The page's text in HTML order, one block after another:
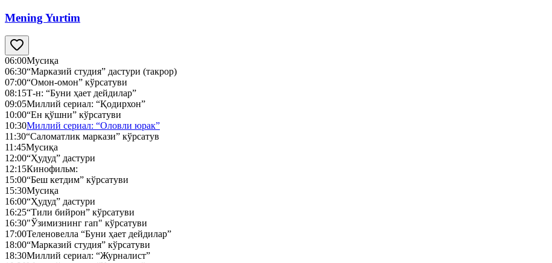
Mening Yurtim
06:00Мусиқа
06:30“Марказий студия” дастури (такрор)
07:00“Омон-омон” кўрсатуви
08:15Т-н: “Буни ҳает дейдилар”
09:05Миллий сериал: “Қодирхон”
10:00“Ен қўшни” кўрсатуви
10:30Миллий сериал: “Оловли юрак”
11:30“Саломатлик маркази” кўрсатув
11:45Мусиқа
12:00“Ҳудуд” дастури
12:15Кинофильм:
15:00“Беш кетдим” кўрсатуви
15:30Мусиқа
16:00“Ҳудуд” дастури
16:25“Тили бийрон” кўрсатуви
16:30"Ўзимизнинг гап" кўрсатуви
17:00Теленовелла “Буни ҳает дейдилар”
18:00“Марказий студия” кўрсатуви
18:30Миллий сериал: “Журналист”